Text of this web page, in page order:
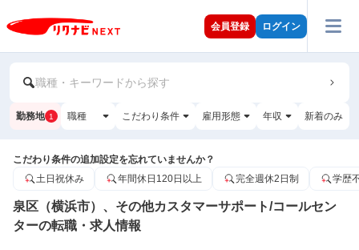
会員登録 ログイン
職種・キーワードから探す
勤務地 1 職種 こだわり条件 雇用形態 年収 新着のみ
こだわり条件の追加設定を忘れていませんか？
土日祝休み
年間休日120日以上 完全週休2日制 学歴
泉区（横浜市）、その他カスタマーサポート/コールセン
ターの転職・求人情報